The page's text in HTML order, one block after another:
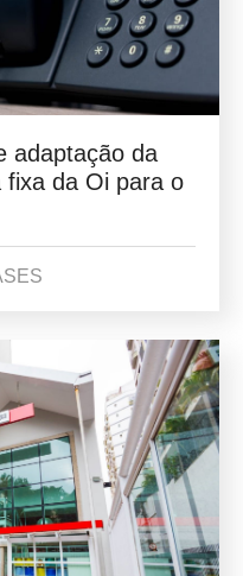
adaptação da
fixa da Oi para o